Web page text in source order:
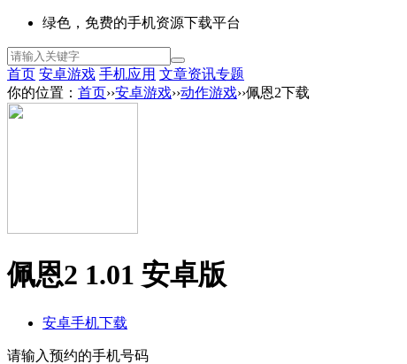
绿色，免费的手机资源下载平台
首页 安卓游戏 手机应用 文章资讯专题
你的位置： 首页››安卓游戏››动作游戏››佩恩2下载
佩恩2 1.01 安卓版
安卓手机下载
请输入预约的手机号码